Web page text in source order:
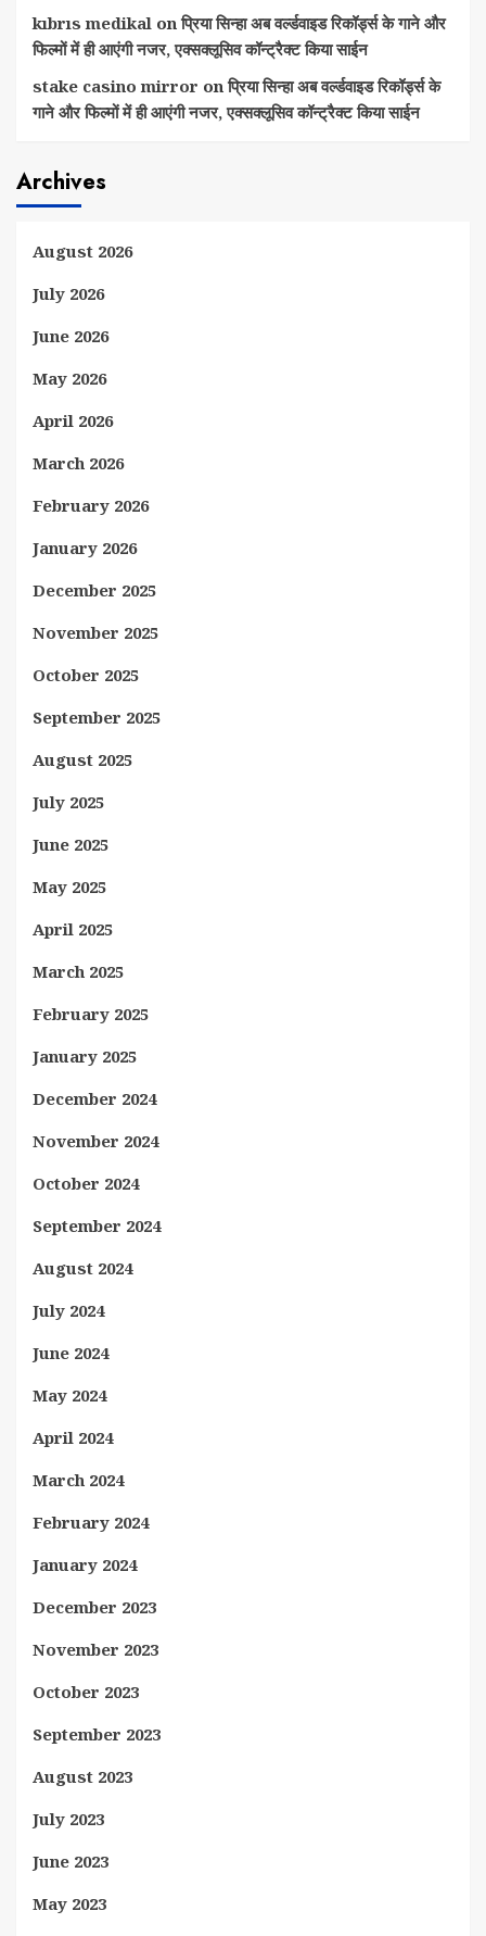
kıbrıs medikal onप्रिया सिन्हा अब वर्ल्डवाइड रिकॉर्ड्स के गाने और
फिल्मों में ही आएंगी नजर, एक्सक्लूसिव कॉन्ट्रैक्ट किया साईन
stake casino mirror onप्रिया सिन्हा अब वर्ल्डवाइड रिकॉर्ड्स के
गाने और फिल्मों में ही आएंगी नजर, एक्सक्लूसिव कॉन्ट्रैक्ट किया साईन
Archives
August 2026
July 2026
June 2026
May 2026
April 2026
March 2026
February 2026
January 2026
December 2025
November 2025
October 2025
September 2025
August 2025
July 2025
June 2025
May 2025
April 2025
March 2025
February 2025
January 2025
December 2024
November 2024
October 2024
September 2024
August 2024
July 2024
June 2024
May 2024
April 2024
March 2024
February 2024
January 2024
December 2023
November 2023
October 2023
September 2023
August 2023
July 2023
June 2023
May 2023